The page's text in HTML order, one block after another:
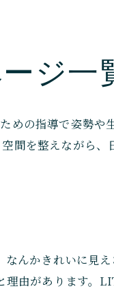
ジ一
の指導で姿勢や
間を整えながら、
んかきれいに見
由があります。